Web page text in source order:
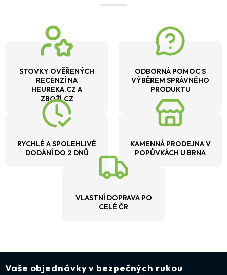
STOVKY OVĚŘENÝCH
RECENZÍ NA
HEUREKA.CZ A
ZBOŽÍ.CZ
ODBORNÁ POMOC S
VÝBĚREM SPRÁVNÉHO
PRODUKTU
RYCHLÉ A SPOLEHLIVÉ
DODÁNÍ DO 2 DNŮ
KAMENNÁ PRODEJNA V
POPŮVKÁCH U BRNA
VLASTNÍ DOPRAVA PO
CELÉ ČR
Vaše objednávky v bezpečných rukou